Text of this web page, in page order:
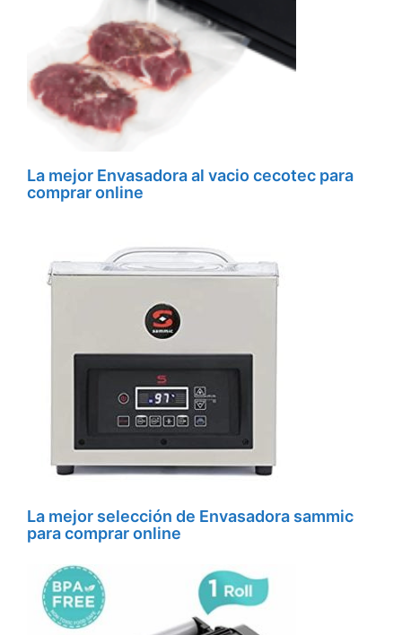
La mejor Envasadora al vacio cecotec para
comprar online
La mejor selección de Envasadora sammic
para comprar online